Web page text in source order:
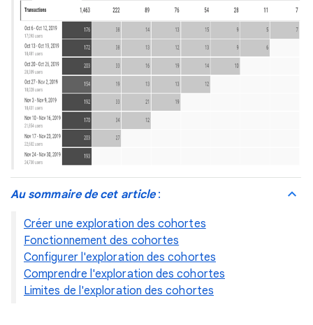
Au sommaire de cet article:
Créer une exploration des cohortes
Fonctionnement des cohortes
Configurer l'exploration des cohortes
Comprendre l'exploration des cohortes
Limites de l'exploration des cohortes